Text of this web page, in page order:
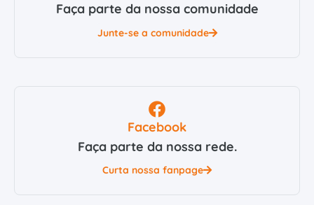
Faça parte da nossa comunidade
Junte-se a comunidade
Facebook
Faça parte da nossa rede.
Curta nossa fanpage